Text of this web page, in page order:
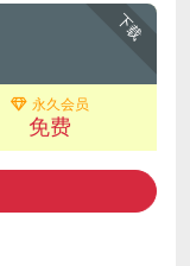
下载
永久会员
免费